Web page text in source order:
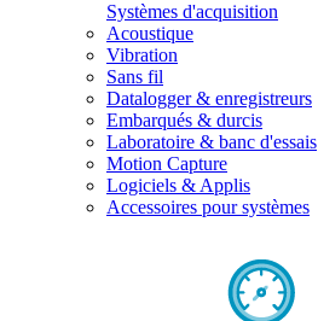
Systèmes d'acquisition
Acoustique
Vibration
Sans fil
Datalogger & enregistreurs
Embarqués & durcis
Laboratoire & banc d'essais
Motion Capture
Logiciels & Applis
Accessoires pour systèmes